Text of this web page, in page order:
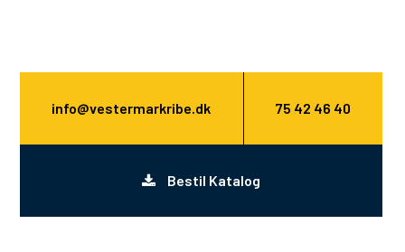
Bestil Katalog
info@vestermarkribe.dk 75 42 46 40